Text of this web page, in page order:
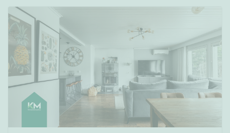
Muut
Hinta
000 000 €
Pinta-ala